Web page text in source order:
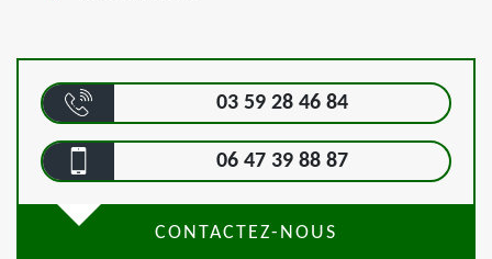
03 59 28 46 84
06 47 39 88 87
CONTACTEZ-NOUS